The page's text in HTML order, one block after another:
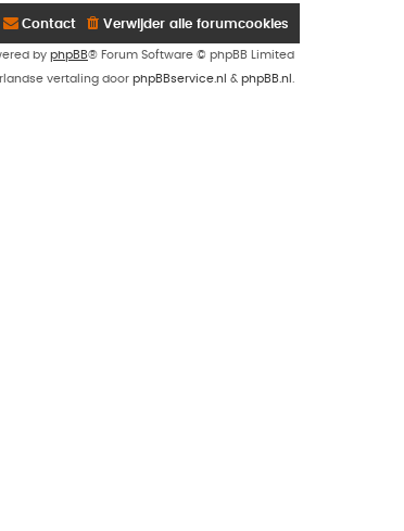
Verwijder alle forumcookies
Contact
by phpBB® Forum Software © phpBB Limited
vertaling door phpBBservice.nl & phpBB.nl